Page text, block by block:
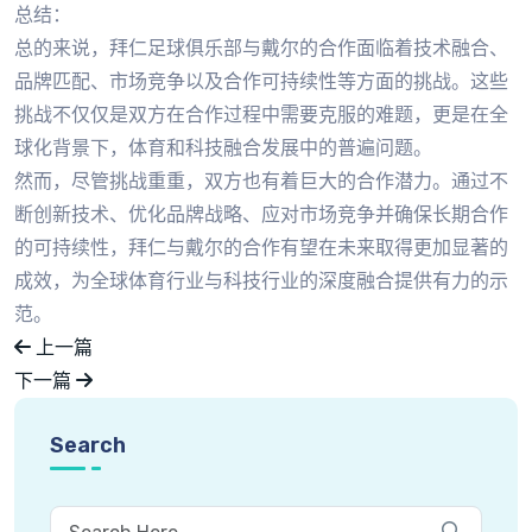
总结：
总的来说，拜仁足球俱乐部与戴尔的合作面临着技术融合、
品牌匹配、市场竞争以及合作可持续性等方面的挑战。这些
挑战不仅仅是双方在合作过程中需要克服的难题，更是在全
球化背景下，体育和科技融合发展中的普遍问题。
然而，尽管挑战重重，双方也有着巨大的合作潜力。通过不
断创新技术、优化品牌战略、应对市场竞争并确保长期合作
的可持续性，拜仁与戴尔的合作有望在未来取得更加显著的
成效，为全球体育行业与科技行业的深度融合提供有力的示
范。
上一篇
下一篇
Search